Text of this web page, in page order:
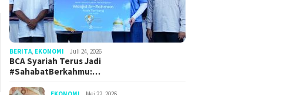
BERITA EKONOMI Juli 24, 2026
BCA Syariah Terus Jadi
#SahabatBerkahmu:…